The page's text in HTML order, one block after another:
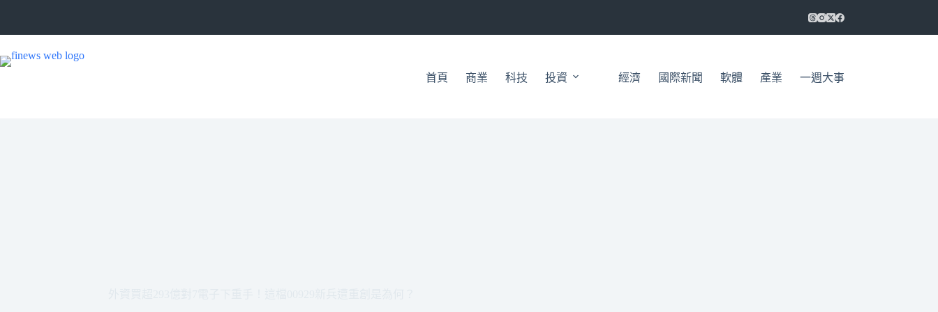
要
首頁 商業 科技 投資 經濟 國際新聞 軟體 產業 一週大事